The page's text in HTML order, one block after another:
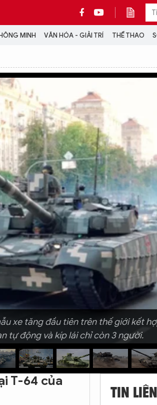
MINH VĂN HÓA - GIẢI TRÍ THỂ THAO
SỰ
HOTLINE:
xe tăng đầu tiên trên thế giới kết
tự động và kíp lái chỉ còn 3 người.
T-64 của
TIN